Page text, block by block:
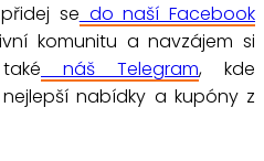
se do naší Facebook
komunitu a navzájem si
náš Telegram, kde
nabídky a kupóny z